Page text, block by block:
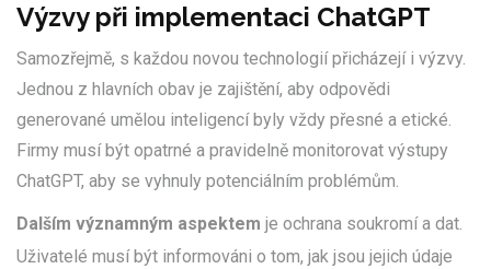
Výzvy při implementaci ChatGPT
Samozřejmě, s každou novou technologií přicházejí i výzvy.
Jednou z hlavních obav je zajištění, aby odpovědi
generované umělou inteligencí byly vždy přesné a etické.
Firmy musí být opatrné a pravidelně monitorovat výstupy
ChatGPT, aby se vyhnuly potenciálním problémům.
Dalším významným aspektem je ochrana soukromí a dat.
Uživatelé musí být informováni o tom, jak jsou jejich údaje